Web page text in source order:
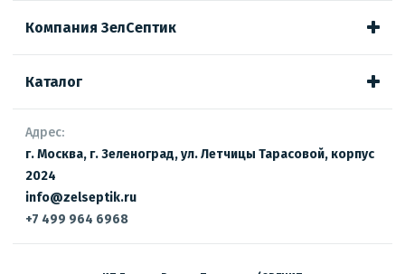
Компания ЗелСептик
Каталог
Адрес:
г. Москва, г. Зеленоград, ул. Летчицы Тарасовой, корпус
2024
info@zelseptik.ru
+7 499 964 6968